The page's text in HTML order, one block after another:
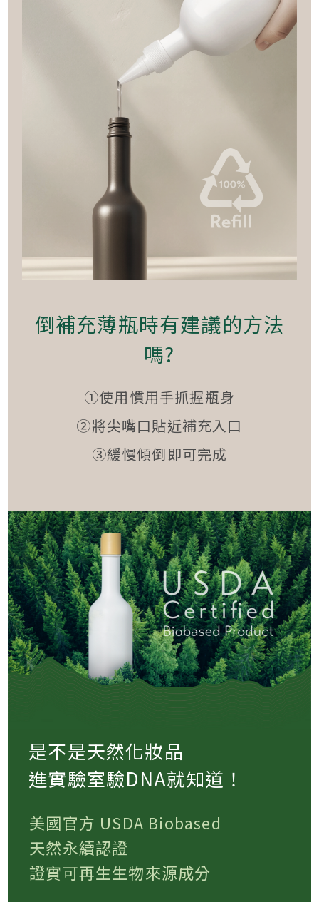
倒補充薄瓶時有建議的方法
嗎?
①使用慣用手抓握瓶身
②將尖嘴口貼近補充入口
③緩慢傾倒即可完成
是不是天然化妝品
進實驗室驗DNA就知道！
美國官方 USDA Biobased
天然永續認證
證實可再生生物來源成分